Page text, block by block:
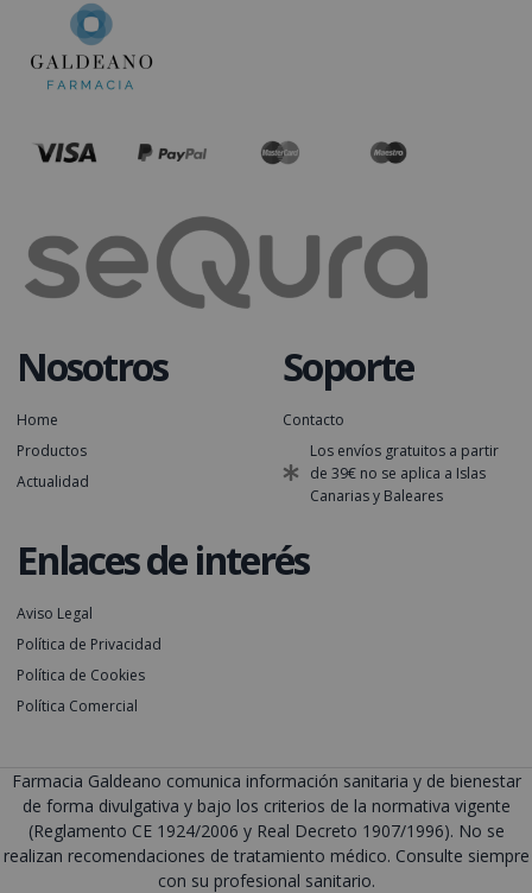
Nosotros
Home
Productos
Actualidad
Soporte
Contacto
Los envíos gratuitos a partir
de 39€ no se aplica a Islas
Canarias y Baleares
Enlaces de interés
Aviso Legal
Política de Privacidad
Política de Cookies
Política Comercial
Farmacia Galdeano comunica información sanitaria y de bienestar
de forma divulgativa y bajo los criterios de la normativa vigente
(Reglamento CE 1924/2006 y Real Decreto 1907/1996). No se
realizan recomendaciones de tratamiento médico. Consulte siempre
con su profesional sanitario.